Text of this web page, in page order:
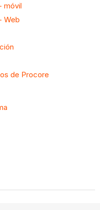
móvil
Web
de Procore